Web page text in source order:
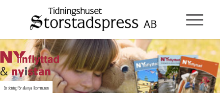
En tidning för alla nya i kommunen